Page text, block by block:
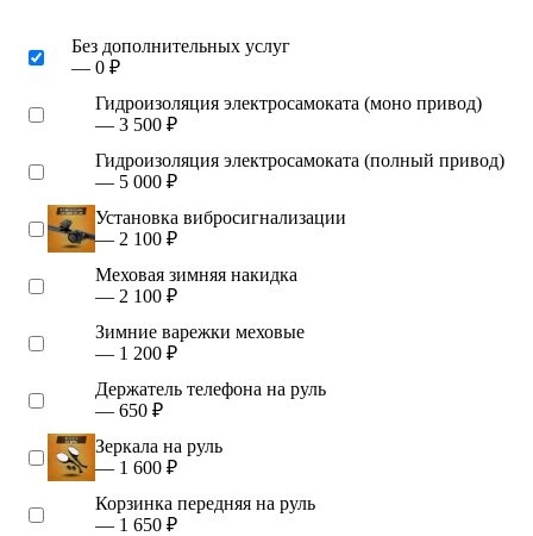
Без дополнительных услуг
— 0 ₽
Гидроизоляция электросамоката (моно привод)
— 3 500 ₽
Гидроизоляция электросамоката (полный привод)
— 5 000 ₽
Установка вибросигнализации
— 2 100 ₽
Меховая зимняя накидка
— 2 100 ₽
Зимние варежки меховые
— 1 200 ₽
Держатель телефона на руль
— 650 ₽
Зеркала на руль
— 1 600 ₽
Корзинка передняя на руль
— 1 650 ₽